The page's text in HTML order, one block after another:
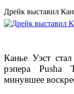
Дрейк выставил
Канье Уэст
рэпера Pusha
минувшее